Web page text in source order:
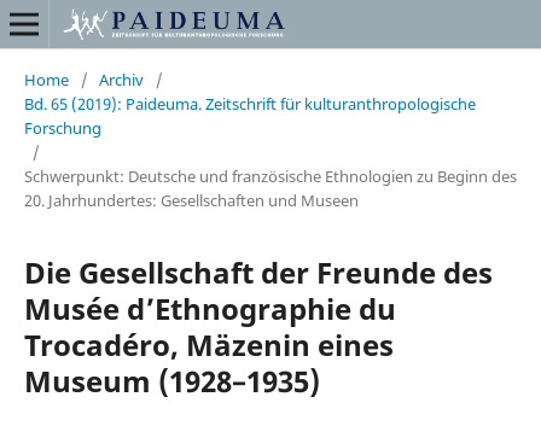
Home / Archiv
/
Bd. 65 (2019): Paideuma. Zeitschrift für kulturanthropologische
Forschung
/
Schwerpunkt: Deutsche und französische Ethnologien zu Beginn des
20. Jahrhundertes: Gesellschaften und Museen
Die Gesellschaft der Freunde des
Musée d’Ethnographie du
Trocadéro, Mäzenin eines
Museum (1928–1935)